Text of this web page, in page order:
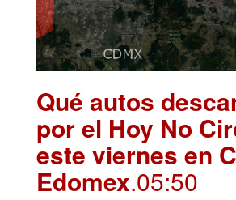
Qué autos
por el Hoy No
este viernes en
Edomex.05:50